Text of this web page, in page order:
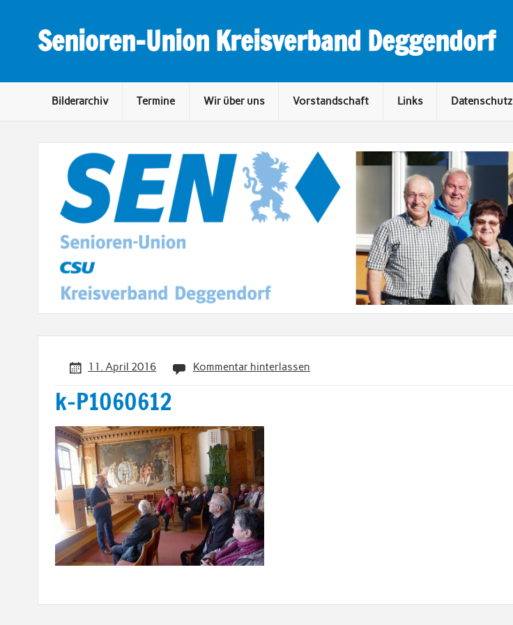
Senioren-Union Kreisverband Deggendorf
Bilderarchiv Termine Wir über uns Vorstandschaft Links Datenschutz
11. April 2016 Kommentar hinterlassen
k-P1060612